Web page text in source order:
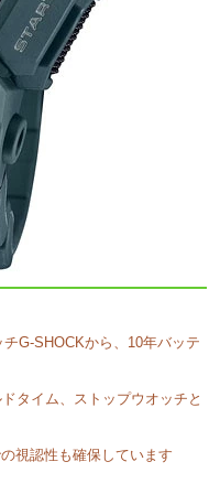
G-SHOCKから、10年バッテ
タイム、ストップウオッチと
視認性も確保しています